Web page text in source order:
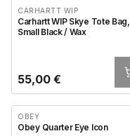
CARHARTT WIP
Carhartt WIP Skye Tote Bag,
Small Black / Wax
55,00 €
OBEY
Obey Quarter Eye Icon